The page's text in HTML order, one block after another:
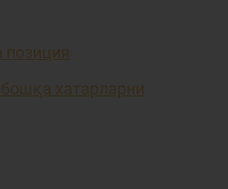
позиция
хатарларни